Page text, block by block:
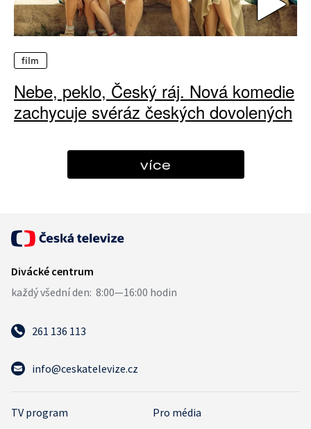
film
Nebe, peklo, Český ráj. Nová komedie
zachycuje svéráz českých dovolených
více
261 136 113
info@ceskatelevize.cz
TV program
Pro média